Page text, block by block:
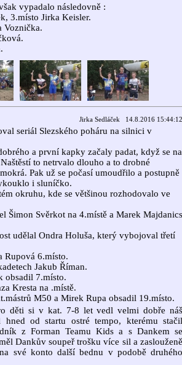
vypadalo následovně :
3.místo Jirka Keisler.
Voznička.
Jirka Sedláček 14.8.2016 15:44:12
seriál Slezského poháru na silnici v
a první kapky začaly padat, když se na
to netrvalo dlouho a to drobné
Pak už se počasí umoudřilo a postupně
i sluníčko.
okruhu, kde se většinou rozhodovalo ve
Šimon Svěrkot na 4.místě a Marek Majdanics
udělal Ondra Holuša, který vybojoval třetí
Rupová 6.místo.
Jakub Říman.
obsadil 7.místo.
Kresta na .místě.
M50 a Mirek Rupa obsadil 19.místo.
děti si v kat. 7-8 let vedl velmi dobře náš
hned od startu ostré tempo, kterému stačil
z Forman Teamu Kids a s Dankem se
Dankův soupeř trošku více sil a zaslouženě
své konto další bednu v podobě druhého